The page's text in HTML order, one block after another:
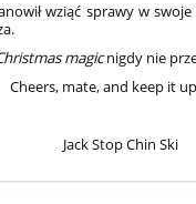
wziąć sprawy w swoje
magicnigdy nie
and keep it
Chin Ski